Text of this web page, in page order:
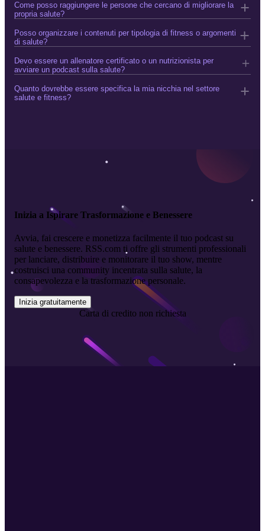
Come posso raggiungere le persone che cercano di migliorare la
propria salute?
Posso organizzare i contenuti per tipologia di fitness o argomenti
di salute?
Devo essere un allenatore certificato o un nutrizionista per
avviare un podcast sulla salute?
Quanto dovrebbe essere specifica la mia nicchia nel settore
salute e fitness?
Inizia a Ispirare Trasformazione e Benessere
Avvia, fai crescere e monetizza facilmente il tuo podcast su
salute e benessere. RSS.com ti offre gli strumenti professionali
per lanciare, distribuire e monitorare il tuo show, mentre
costruisci una community incentrata sulla salute, la
consapevolezza e la trasformazione personale.
Inizia gratuitamente
Carta di credito non richiesta